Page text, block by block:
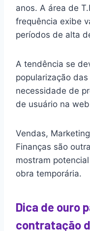
anos. A área de
frequência exibe
períodos de alta
A tendência se
popularização
necessidade de
de usuário na
Vendas,
Finanças são
mostram
obra temporária.
Dica de ouro
contratação